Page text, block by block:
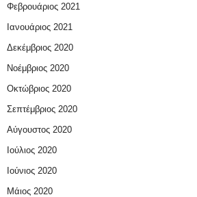
Φεβρουάριος 2021
Ιανουάριος 2021
Δεκέμβριος 2020
Νοέμβριος 2020
Οκτώβριος 2020
Σεπτέμβριος 2020
Αύγουστος 2020
Ιούλιος 2020
Ιούνιος 2020
Μάιος 2020